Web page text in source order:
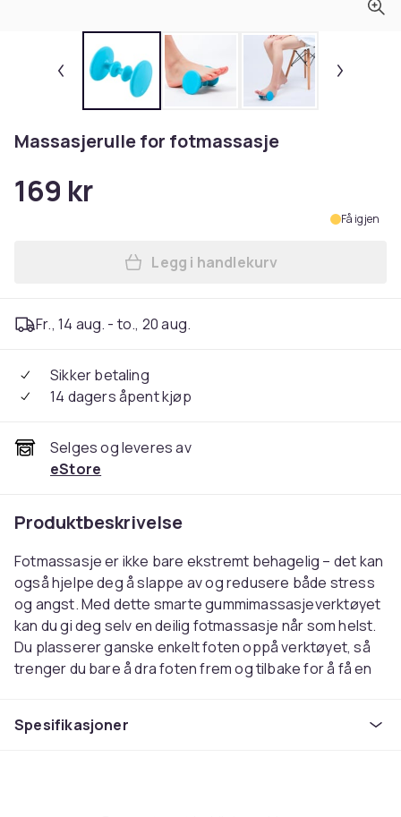
Massasjerulle for fotmassasje
169 kr
Få igjen
Legg Massasjerulle for
Legg i handlekurv
Fr., 14 aug. - to., 20 aug.
Sikker betaling
14 dagers åpent kjøp
Selges og leveres av
eStore
Produktbeskrivelse
Fotmassasje er ikke bare ekstremt behagelig – det kan
også hjelpe deg å slappe av og redusere både stress
og angst. Med dette smarte gummimassasjeverktøyet
kan du gi deg selv en deilig fotmassasje når som helst.
Du plasserer ganske enkelt foten oppå verktøyet, så
trenger du bare å dra foten frem og tilbake for å få en
- Massasjerulle
Spesifikasjoner